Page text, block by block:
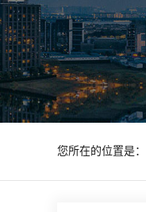
您所在的位置是：